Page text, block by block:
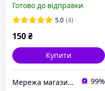
кг. Зміцнення імунітету та
зниження
Готово до відправки
5.0 (4)
150₴
Купити
Мережа магазинів "Садочок" 99%